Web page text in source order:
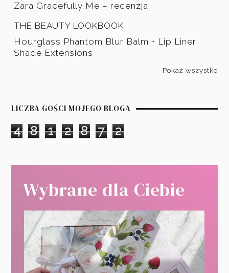
Zara Gracefully Me – recenzja
THE BEAUTY LOOKBOOK
Hourglass Phantom Blur Balm + Lip Liner
Shade Extensions
Pokaż wszystko
LICZBA GOŚCI MOJEGO BLOGA
4 8 1 2 8 7 2
Wybrane dla Ciebie